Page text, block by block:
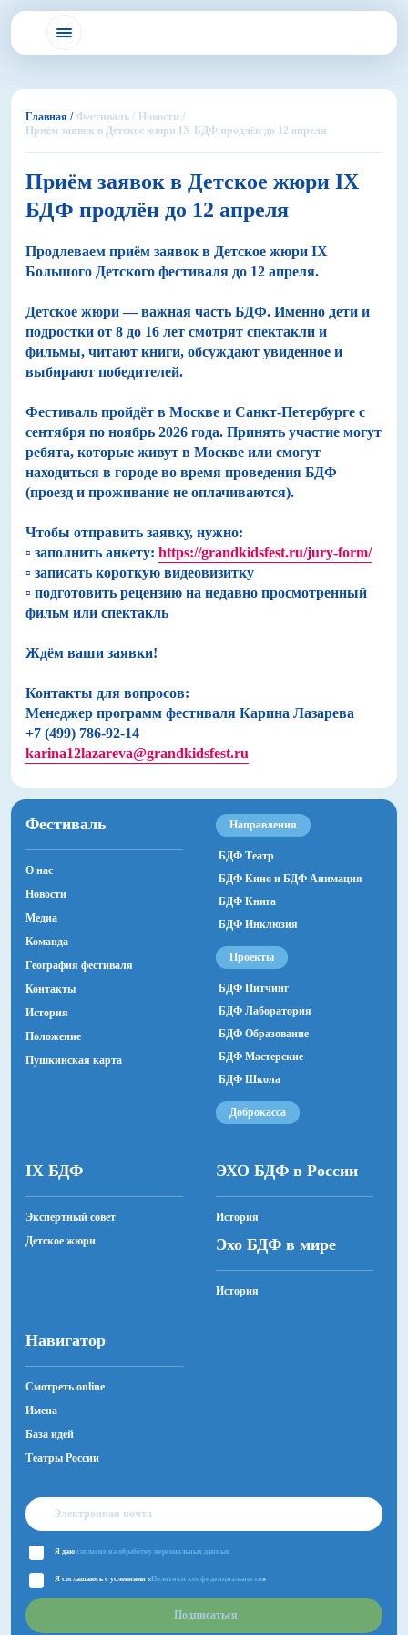
Главная / Фестиваль / Новости /
Приём заявок в Детское жюри IX БДФ продлён до 12 апреля
Приём заявок в Детское жюри IX
БДФ продлён до 12 апреля
Продлеваем приём заявок в Детское жюри IX
Большого Детского фестиваля до 12 апреля.
Детское жюри — важная часть БДФ. Именно дети и
подростки от 8 до 16 лет смотрят спектакли и
фильмы, читают книги, обсуждают увиденное и
выбирают победителей.
Фестиваль пройдёт в Москве и Санкт-Петербурге с
сентября по ноябрь 2026 года. Принять участие могут
ребята, которые живут в Москве или смогут
находиться в городе во время проведения БДФ
(проезд и проживание не оплачиваются).
Чтобы отправить заявку, нужно:
▫️ заполнить анкету: https://grandkidsfest.ru/jury-form/
▫️ записать короткую видеовизитку
▫️ подготовить рецензию на недавно просмотренный
фильм или спектакль
Ждём ваши заявки!
Контакты для вопросов:
Менеджер программ фестиваля Карина Лазарева
+7 (499) 786-92-14
karina12lazareva@grandkidsfest.ru
Фестиваль
О нас
Новости
Медиа
Команда
География фестиваля
Контакты
История
Положение
Пушкинская карта
Направления
БДФ Театр
БДФ Кино и БДФ Анимация
БДФ Книга
БДФ Инклюзия
Проекты
БДФ Питчинг
БДФ Лаборатория
БДФ Образование
БДФ Мастерские
БДФ Школа
Доброкасса
IX БДФ
Экспертный совет
Детское жюри
ЭХО БДФ в России
История
Эхо БДФ в мире
История
Навигатор
Смотреть online
Имена
База идей
Театры России
Я даю согласие на обработку персональных данных
Я соглашаюсь с условиями « Политики конфиденциальности»
Подписаться